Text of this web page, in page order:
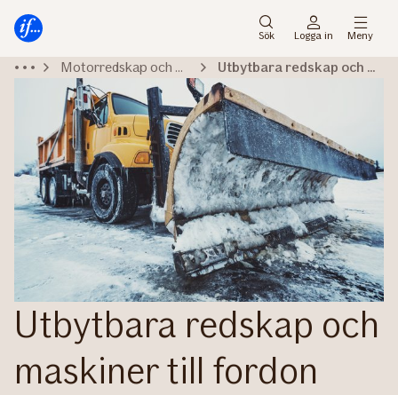
direkt
sidans
huvudmenyn
direkt
sidans
Sök Logga in Meny
Motorredskap och maskiner Utbytbara redskap och maskiner
Utbytbara redskap och
maskiner till fordon